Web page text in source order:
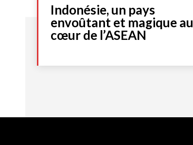
Indonésie, un pays
envoûtant et magique au
cœur de l’ASEAN